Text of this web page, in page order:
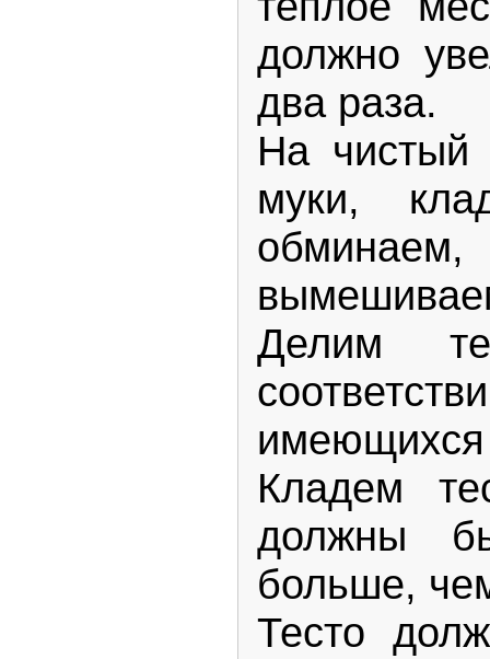
должно
два раза.
На чистый
муки,
Делим
Кладем
должны
больше,
Тесто